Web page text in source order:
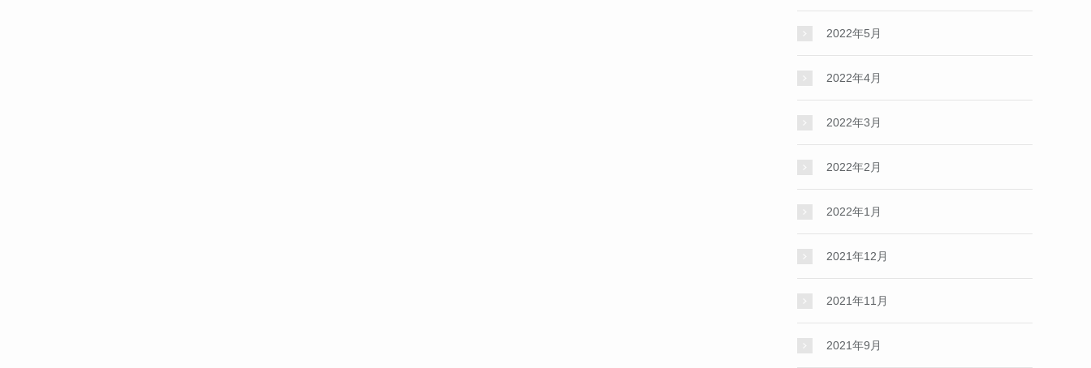
2022年5月
2022年4月
2022年3月
2022年2月
2022年1月
2021年12月
2021年11月
2021年9月